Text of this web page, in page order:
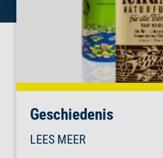
Geschiedenis
LEES MEER